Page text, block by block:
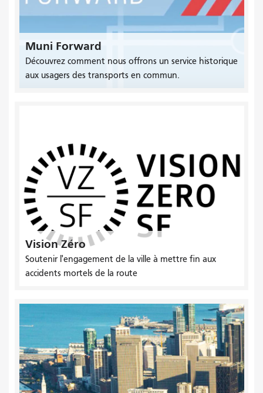
Muni Forward
Découvrez comment nous offrons un service historique
aux usagers des transports en commun.
Vision Zéro
Soutenir l'engagement de la ville à mettre fin aux
accidents mortels de la route